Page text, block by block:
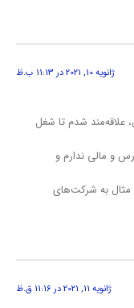
ژانویه 10, 2021 در 11:13 ب.ظ
علاقه‌مند شدم تا شغل
و مالی ندارم و
مثال به شرکت‌های
ژانویه 11, 2021 در 11:16 ق.ظ